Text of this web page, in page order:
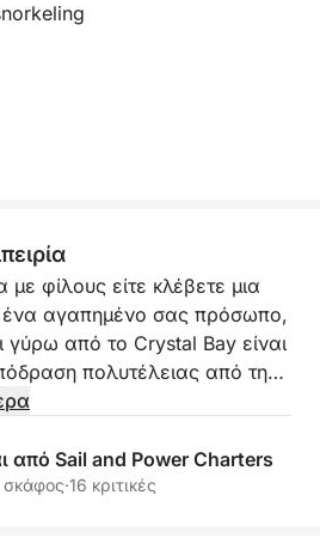
με φίλους είτε κλέβετε μια
ένα αγαπημένο σας πρόσωπο,
γύρω από το Crystal Bay είναι
πολυτέλειας από την
διάσημο Puerto Deportivo de
μια ομαλή κρουαζιέρα
από Sail and Power Charters
σκάφος·16 κριτικές